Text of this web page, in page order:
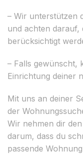
– Wir unterstützen
und achten darauf,
berücksichtigt
– Falls gewünscht,
Einrichtung deiner
Mit uns an deiner
der
Wir nehmen dir
darum, dass du
passende